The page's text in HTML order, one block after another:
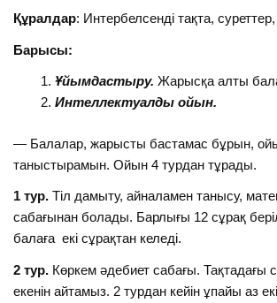
Құралдар: Интербелсенді тақта,
Барысы:
Ұйымдастыру. Жарысқа алты
Интеллектуалды ойын.
— Балалар, жарысты бастамас бұрын,
таныстырамын. Ойын 4 турдан тұрады.
1 тур. Тіл дамыту, айналамен танысу,
сабағынан болады. Барлығы 12 сұрақ
балаға екі сұрақтан келеді.
2 тур. Көркем әдебиет сабағы. Тақтадағы
екенін айтамыз. 2 турдан кейін ұпайы аз